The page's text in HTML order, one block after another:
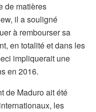
de matières
il a souligné
à rembourser sa
en totalité et dans les
impliquerait une
en 2016.
de Maduro ait été
les